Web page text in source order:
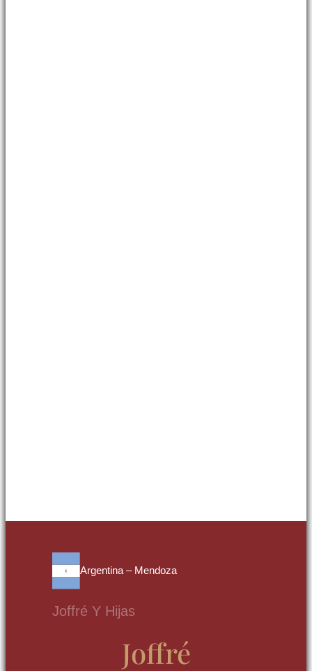
Argentina – Mendoza
Joffré Y Hijas
Joffré